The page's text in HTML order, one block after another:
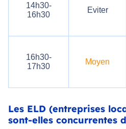
14h30-
16h30
Eviter
16h30-
17h30
Moyen
Les ELD (entreprises
sont-elles concurrentes